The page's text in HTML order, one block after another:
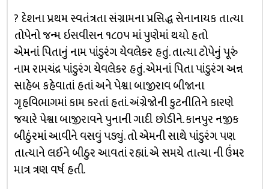
? દેશના પ્રથમ સ્વતંત્રતા સંગ્રામના પ્રસિદ્ધ સેનાનાયક તાત્યા
તોપેનો જન્મ ઇસવીસન ૧૮૦૫ માં પુણેમાં થયો હતો
એમનાં પિતાનું નામ પાંડુરંગ યેવલેકર હતું. તાત્યા ટોપેનું પૂરું
નામ રામચંદ્ર પાંડુરંગ યેવલેકર હતું. એમનાં પિતા પાંડુરંગ અન્ન
સાહેબ કહેવાતાં હતાં અને પેશ્વા બાજીરાવ બીજાના
ગૃહવિભાગમાં કામ કરતાં હતાં. અંગ્રેજોની કુટનીતિને કારણે
જયારે પેશ્વા બાજીરાવને પુનાની ગાદી છોડીને. કાનપુર નજીક
બીઠુંરમાં આવીને વસવું પડ્યું. તો એમની સાથે પાંડુરંગ પણ
તાત્યાને લઈને બીઠુર આવતાં રહ્યાં. એ સમયે તાત્યા ની ઉંમર
માત્ર ત્રણ વર્ષ હતી.